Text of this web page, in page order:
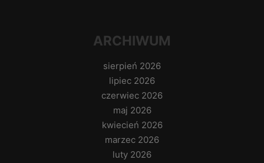
ARCHIWUM
sierpień 2026
lipiec 2026
czerwiec 2026
maj 2026
kwiecień 2026
marzec 2026
luty 2026